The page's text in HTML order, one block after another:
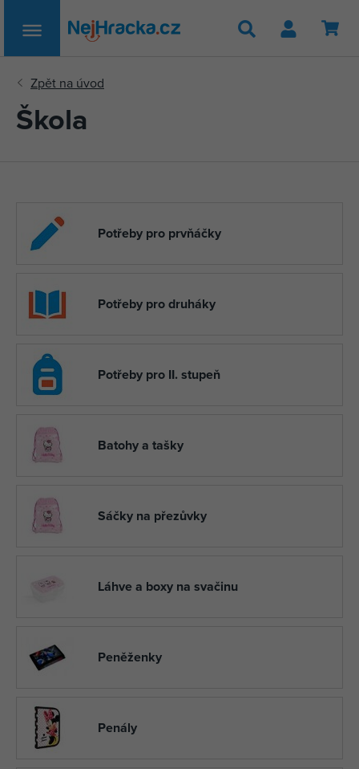
Hledat
Škola
Potřeby pro prvňáčky
Potřeby pro druháky
Potřeby pro II. stupeň
Batohy a tašky
Sáčky na přezůvky
Láhve a boxy na svačinu
Peněženky
Penály